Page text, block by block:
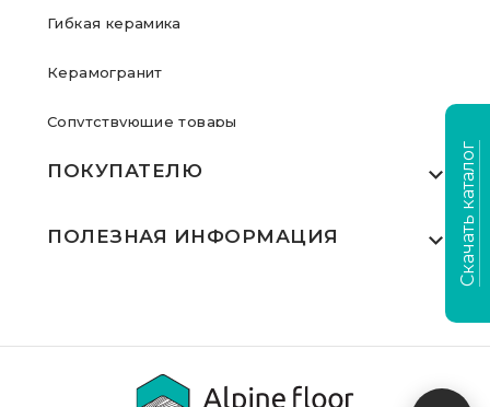
Гибкая керамика
Керамогранит
Сопутствующие товары
ПОКУПАТЕЛЮ
Где купить
Выполненные проекты
ПОЛЕЗНАЯ ИНФОРМАЦИЯ
Видеообзоры
Для дилеров
Скачать каталог